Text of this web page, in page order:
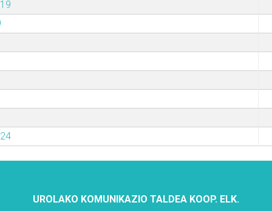
UROLAKO KOMUNIKAZIO TALDEA KOOP. ELK.